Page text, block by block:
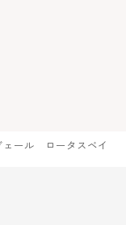
ール ロータスベイ